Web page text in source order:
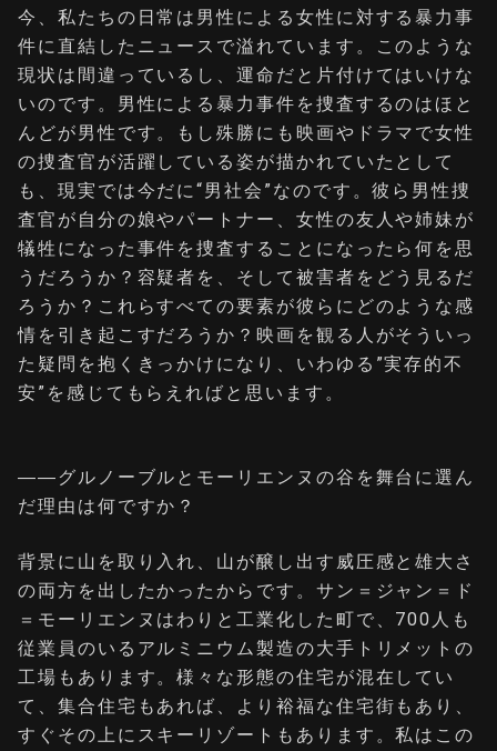
今、私たちの日常は男性による女性に対する暴力事
件に直結したニュースで溢れています。このような
現状は間違っているし、運命だと片付けてはいけな
いのです。男性による暴力事件を捜査するのはほと
んどが男性です。もし殊勝にも映画やドラマで女性
の捜査官が活躍している姿が描かれていたとして
も、現実では今だに“男社会”なのです。彼ら男性捜
査官が自分の娘やパートナー、女性の友人や姉妹が
犠牲になった事件を捜査することになったら何を思
うだろうか？容疑者を、そして被害者をどう見るだ
ろうか？これらすべての要素が彼らにどのような感
情を引き起こすだろうか？映画を観る人がそういっ
た疑問を抱くきっかけになり、いわゆる”実存的不
安”を感じてもらえればと思います。
――グルノーブルとモーリエンヌの谷を舞台に選ん
だ理由は何ですか？
背景に山を取り入れ、山が醸し出す威圧感と雄大さ
の両方を出したかったからです。サン＝ジャン＝ド
＝モーリエンヌはわりと工業化した町で、700人も
従業員のいるアルミニウム製造の大手トリメットの
工場もあります。様々な形態の住宅が混在してい
て、集合住宅もあれば、より裕福な住宅街もあり、
すぐその上にスキーリゾートもあります。私はこの